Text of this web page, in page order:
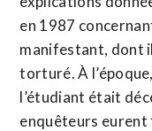
en 1987
manifestant, dont
torturé. À
l’étudiant était
enquêteurs eurent